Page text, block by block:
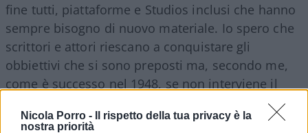
Nicola Porro -
Il rispetto della tua privacy è la
nostra priorità
fine tutti, piattaforme e Studios inclusi che hanno
sempre bisogno di nuovo materiale. Io spero che
scrittori e attori riescano a conquistare gli
obbiettivi che si sono preposti ma, secondo me,
come è successo nel 1948, se non interviene il
Governo USA per dare una bacchettata a Studios e
Piattaforme, il conflitto non si risolverà mai